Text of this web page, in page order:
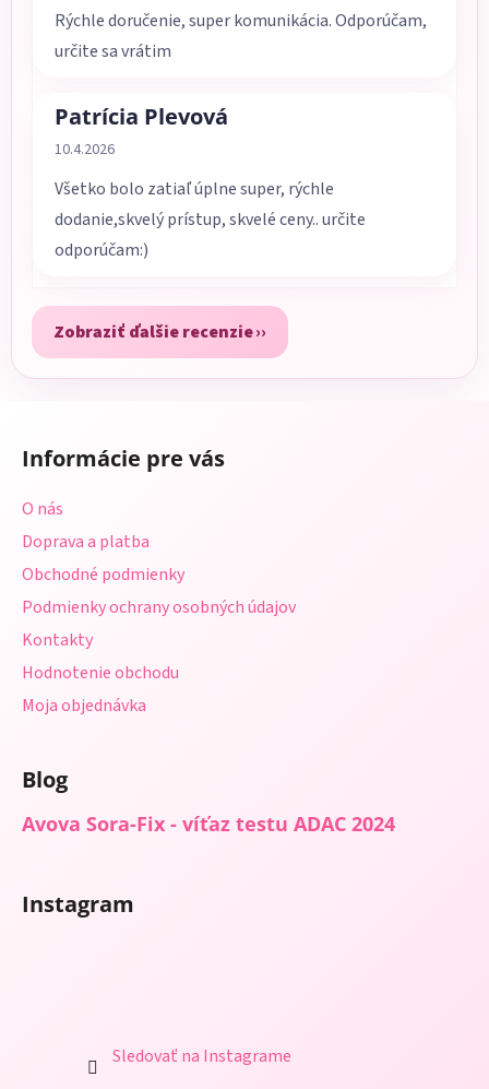
Rýchle doručenie, super komunikácia. Odporúčam,
určite sa vrátim
Patrícia Plevová
Hodnotenie obchodu je 5 z 5 hviezdičiek.
10.4.2026
Všetko bolo zatiaľ úplne super, rýchle
dodanie,skvelý prístup, skvelé ceny.. určite
odporúčam:)
Zobraziť ďalšie recenzie
Informácie pre vás
O nás
Doprava a platba
Obchodné podmienky
Podmienky ochrany osobných údajov
Kontakty
Hodnotenie obchodu
Moja objednávka
Blog
Avova Sora-Fix - víťaz testu ADAC 2024
Instagram
Sledovať na Instagrame